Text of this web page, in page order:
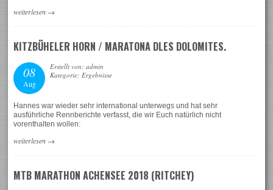
weiterlesen →
KITZBÜHELER HORN / MARATONA DLES DOLOMITES.
08
Aug
Erstellt von: admin
Kategorie: Ergebnisse
Hannes war wieder sehr international unterwegs und hat sehr
ausführliche Rennberichte verfasst, die wir Euch natürlich nicht
vorenthalten wollen:
weiterlesen →
MTB MARATHON ACHENSEE 2018 (RITCHEY)